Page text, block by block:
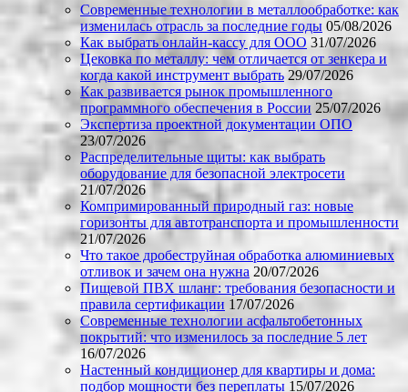
Современные технологии в металлообработке: как
изменилась отрасль за последние годы 05/08/2026
Как выбрать онлайн-кассу для ООО 31/07/2026
Цековка по металлу: чем отличается от зенкера и
когда какой инструмент выбрать 29/07/2026
Как развивается рынок промышленного
программного обеспечения в России 25/07/2026
Экспертиза проектной документации ОПО
23/07/2026
Распределительные щиты: как выбрать
оборудование для безопасной электросети
21/07/2026
Компримированный природный газ: новые
горизонты для автотранспорта и промышленности
21/07/2026
Что такое дробеструйная обработка алюминиевых
отливок и зачем она нужна 20/07/2026
Пищевой ПВХ шланг: требования безопасности и
правила сертификации 17/07/2026
Современные технологии асфальтобетонных
покрытий: что изменилось за последние 5 лет
16/07/2026
Настенный кондиционер для квартиры и дома:
подбор мощности без переплаты 15/07/2026